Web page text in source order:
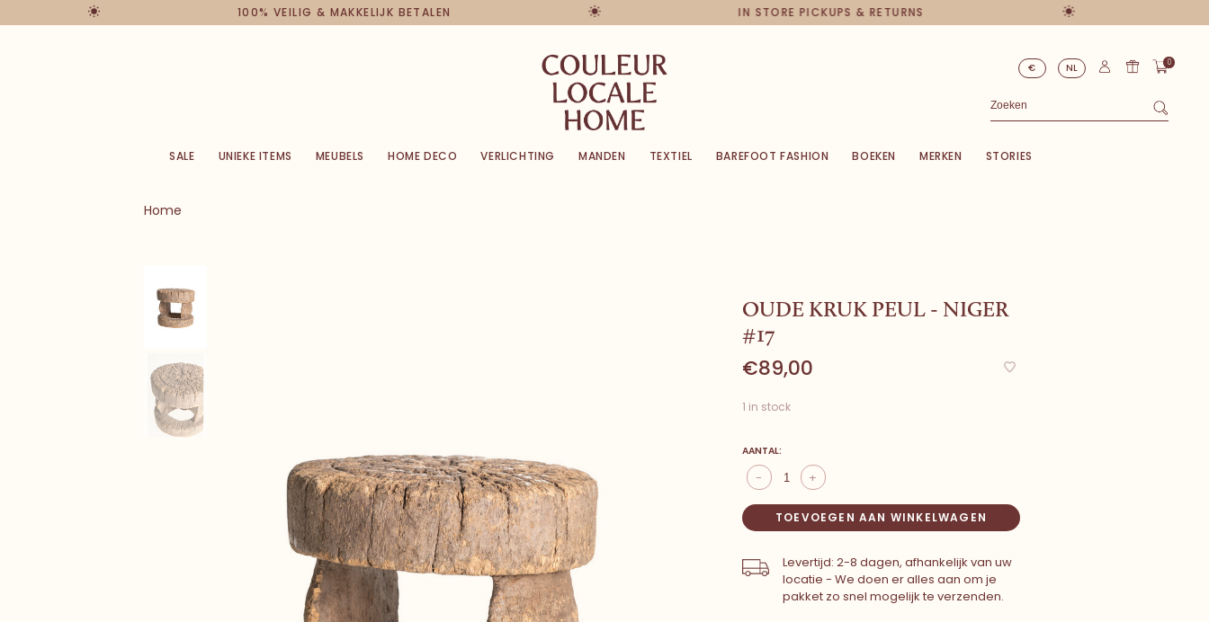
100% VEILIG & MAKKELIJK BETALEN IN STORE PICKUPS & RETURNS
€ NL 0
SALE UNIEKE ITEMS MEUBELS HOME DECO VERLICHTING MANDEN TEXTIEL BAREFOOT FASHION BOEKEN MERKEN STORIES
Home
OUDE KRUK PEUL - NIGER
#17
€89,00
1 in stock
AANTAL:
+
-
TOEVOEGEN AAN WINKELWAGEN
Levertijd: 2-8 dagen, afhankelijk van uw
locatie - We doen er alles aan om je
pakket zo snel mogelijk te verzenden.